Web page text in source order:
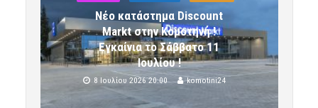
Νέο κατάστημα Discount
Markt στην Κομοτηνή !
Εγκαίνια το Σάββατο 11
Ιουλίου !
8 Ιουλίου 2026 20:00 komotini24